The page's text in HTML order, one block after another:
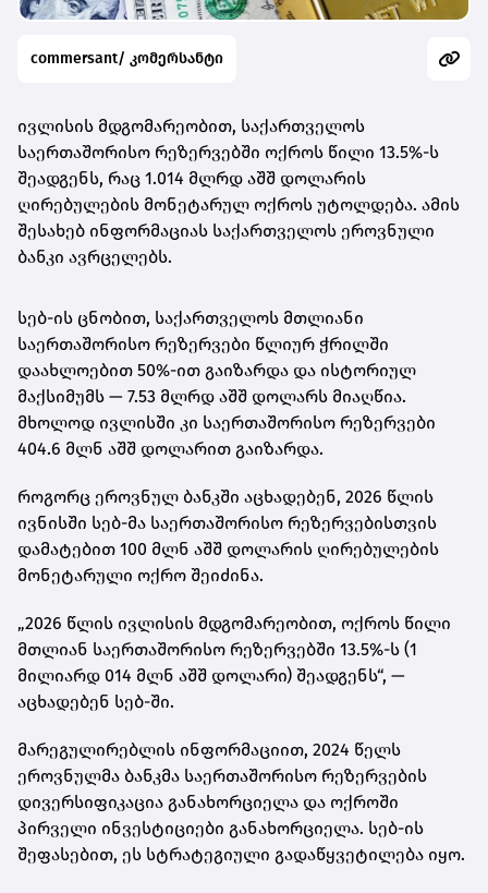
commersant/ კომერსანტი
ივლისის მდგომარეობით, საქართველოს
საერთაშორისო რეზერვებში ოქროს წილი 13.5%-ს
შეადგენს, რაც 1.014 მლრდ აშშ დოლარის
ღირებულების მონეტარულ ოქროს უტოლდება. ამის
შესახებ ინფორმაციას საქართველოს ეროვნული
ბანკი ავრცელებს.
სებ-ის ცნობით, საქართველოს მთლიანი
საერთაშორისო რეზერვები წლიურ ჭრილში
დაახლოებით 50%-ით გაიზარდა და ისტორიულ
მაქსიმუმს — 7.53 მლრდ აშშ დოლარს მიაღწია.
მხოლოდ ივლისში კი საერთაშორისო რეზერვები
404.6 მლნ აშშ დოლარით გაიზარდა.
როგორც ეროვნულ ბანკში აცხადებენ, 2026 წლის
ივნისში სებ-მა საერთაშორისო რეზერვებისთვის
დამატებით 100 მლნ აშშ დოლარის ღირებულების
მონეტარული ოქრო შეიძინა.
„2026 წლის ივლისის მდგომარეობით, ოქროს წილი
მთლიან საერთაშორისო რეზერვებში 13.5%-ს (1
მილიარდ 014 მლნ აშშ დოლარი) შეადგენს“, —
აცხადებენ სებ-ში.
მარეგულირებლის ინფორმაციით, 2024 წელს
ეროვნულმა ბანკმა საერთაშორისო რეზერვების
დივერსიფიკაცია განახორციელა და ოქროში
პირველი ინვესტიციები განახორციელა. სებ-ის
შეფასებით, ეს სტრატეგიული გადაწყვეტილება იყო.